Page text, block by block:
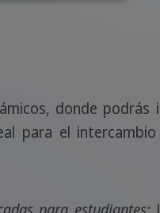
donde
para el